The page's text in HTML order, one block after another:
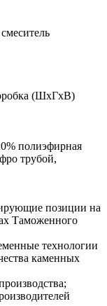
(ШхГхВ)
полиэфирная
трубой,
позиции на
Таможенного
технологии
каменных